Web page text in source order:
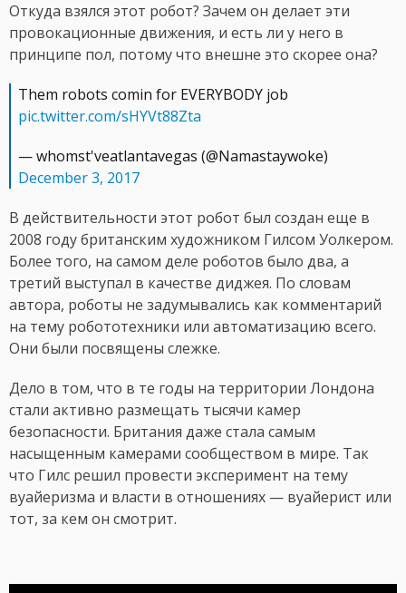
Откуда взялся этот робот? Зачем он делает эти
провокационные движения, и есть ли у него в
принципе пол, потому что внешне это скорее она?
Them robots comin for EVERYBODY job
pic.twitter.com/sHYVt88Zta
— whomst'veatlantavegas (@Namastaywoke)
December 3, 2017
В действительности этот робот был создан еще в
2008 году британским художником Гилсом Уолкером.
Более того, на самом деле роботов было два, а
третий выступал в качестве диджея. По словам
автора, роботы не задумывались как комментарий
на тему робототехники или автоматизацию всего.
Они были посвящены слежке.
Дело в том, что в те годы на территории Лондона
стали активно размещать тысячи камер
безопасности. Британия даже стала самым
насыщенным камерами сообществом в мире. Так
что Гилс решил провести эксперимент на тему
вуайеризма и власти в отношениях — вуайерист или
тот, за кем он смотрит.